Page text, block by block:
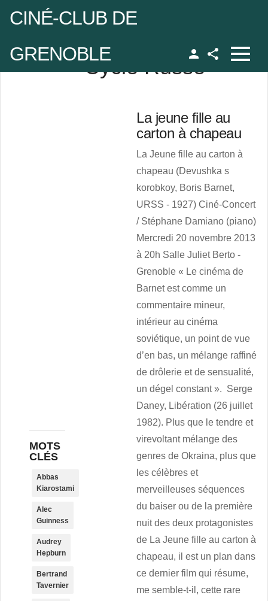
CINÉ-CLUB DE
GRENOBLE
Facebook
Cycle Russe
La jeune fille au
carton à chapeau
La Jeune fille au carton à
chapeau (Devushka s
korobkoy, Boris Barnet,
URSS - 1927) Ciné-Concert
/ Stéphane Damiano (piano)
Mercredi 20 novembre 2013
à 20h Salle Juliet Berto -
Grenoble « Le cinéma de
Barnet est comme un
commentaire mineur,
intérieur au cinéma
soviétique, un point de vue
d’en bas, un mélange raffiné
de drôlerie et de sensualité,
un dégel constant ». Serge
Daney, Libération (26 juillet
1982). Plus que le tendre et
virevoltant mélange des
genres de Okraina, plus que
les célèbres et
merveilleuses séquences
du baiser ou de la première
nuit des deux protagonistes
de La Jeune fille au carton à
chapeau, il est un plan dans
ce dernier film qui résume,
me semble-t-il, cette rare
MOTS
CLÉS
Abbas
Kiarostami
Alec
Guinness
Audrey
Hepburn
Bertrand
Tavernier
Se rappeler de moi